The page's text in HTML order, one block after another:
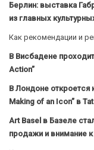
Берлин: выставка
из главных
Как рекомендации и
В Висбадене
Action”
В Лондоне откроется
Making of an Icon” в
Art Basel в Базеле
продажи и внимание